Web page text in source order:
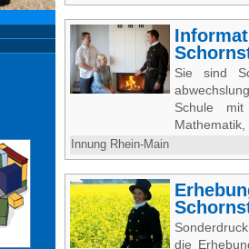
Sie sind
Schule
Innung Rhein-Main
die